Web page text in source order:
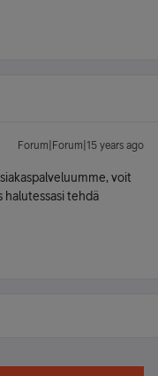
Forum|Forum|15 years ago
voit
halutessasi tehdä